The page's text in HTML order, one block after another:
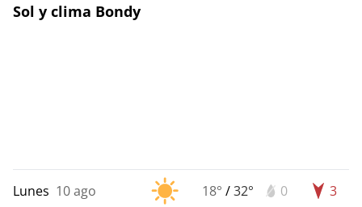
Sol y clima Bondy
Lunes 10 ago 18° /32° 0 3